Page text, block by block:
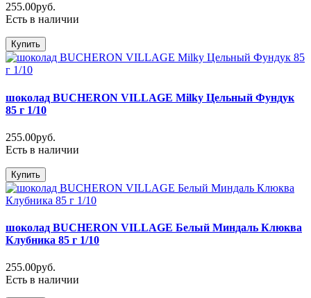
255.00руб.
Есть в наличии
Купить
шоколад BUCHERON VILLAGE Milky Цельный Фундук
85 г 1/10
255.00руб.
Есть в наличии
Купить
шоколад BUCHERON VILLAGE Белый Миндаль Клюква
Клубника 85 г 1/10
255.00руб.
Есть в наличии